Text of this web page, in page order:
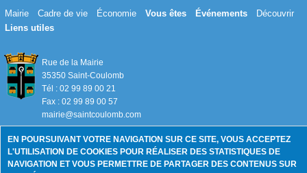
Mairie Cadre de vie Économie Vous êtes Événements
Découvrir
Liens utiles
Rue de la Mairie
35350 Saint-Coulomb
Tél : 02 99 89 00 21
Fax : 02 99 89 00 57
mairie@saintcoulomb.com
Mentions légales
EN POURSUIVANT VOTRE NAVIGATION SUR CE SITE, VOUS ACCEPTEZ
L'UTILISATION DE COOKIES POUR RÉALISER DES STATISTIQUES DE
NAVIGATION ET VOUS PERMETTRE DE PARTAGER DES CONTENUS SUR